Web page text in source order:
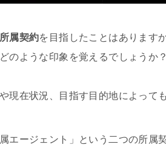
属契約を目指したことはあります
のような印象を覚えるでしょうか
現在状況、目指す目的地によって
エージェント」という二つの所属